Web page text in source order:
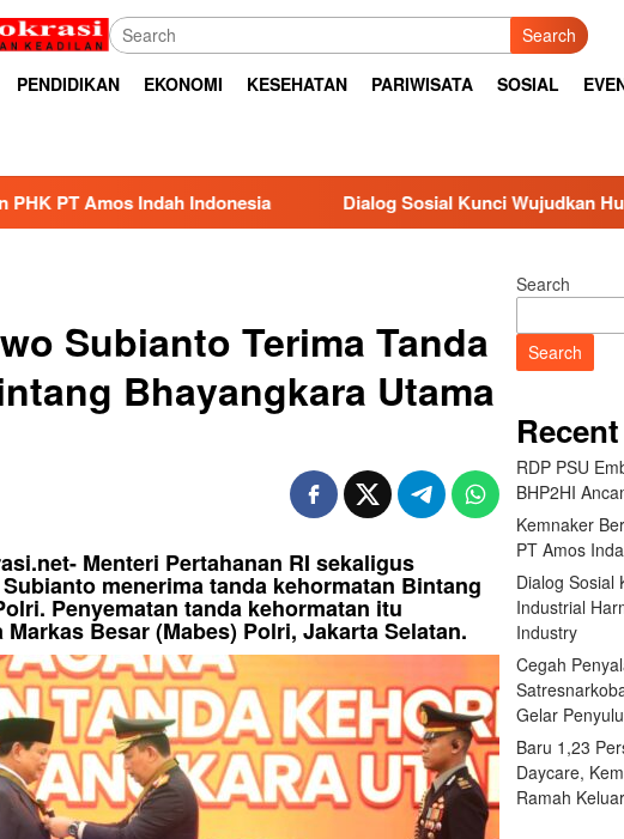
Search
PENDIDIKAN EKONOMI KESEHATAN PARIWISATA SOSIAL
Dialog Sosial Kunci Wujudkan Hubungan Industrial
Subianto Terima Tanda
Bhayangkara Utama
Menteri Pertahanan RI sekaligus
menerima tanda kehormatan Bintang
Penyematan tanda kehormatan itu
Besar (Mabes) Polri, Jakarta Selatan.
Search
Search
RDP PSU
BHP2HI
Kemnaker
PT Amos
Dialog Sosial
Industrial
Industry
Cegah
Gelar
Baru 1,23
Daycare,
Ramah